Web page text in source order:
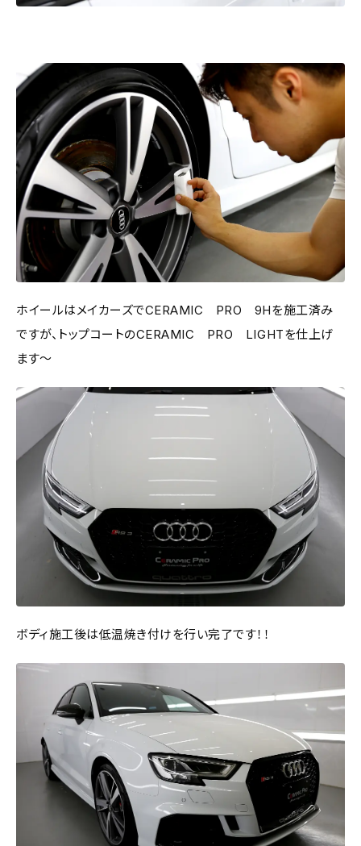
ホイールはメイカーズでCERAMIC PRO 9Hを施工済み
ですが、トップコートのCERAMIC PRO LIGHTを仕上げ
ます～
ボディ施工後は低温焼き付けを行い完了です！！